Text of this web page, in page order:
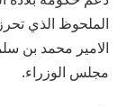
الملحوظ الذي
الامير محمد بن
مجلس الوزراء.